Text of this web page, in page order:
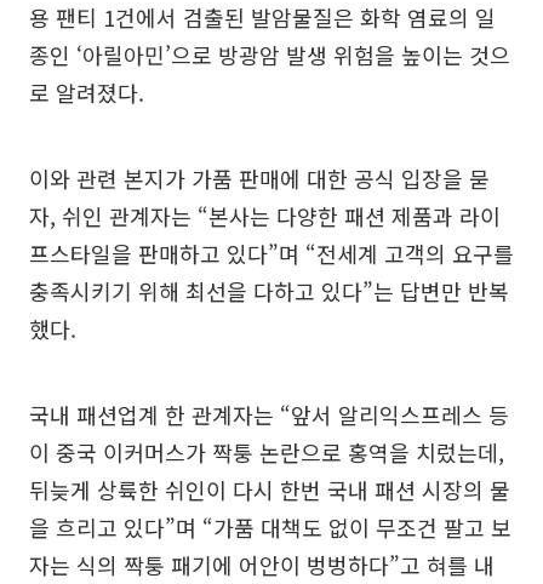
용 팬티 1건에서 검출된 발암물질은 화학 염료의 일
종인 ‘아릴아민’으로 방광암 발생 위험을 높이는 것으
로 알려졌다.
이와 관련 본지가 가품 판매에 대한 공식 입장을 묻
자, 쉬인 관계자는 “본사는 다양한 패션 제품과 라이
프스타일을 판매하고 있다”며 “전세계 고객의 요구를
충족시키기 위해 최선을 다하고 있다”는 답변만 반복
했다.
국내 패션업계 한 관계자는 “앞서 알리익스프레스 등
이 중국 이커머스가 짝퉁 논란으로 홍역을 치렀는데,
뒤늦게 상륙한 쉬인이 다시 한번 국내 패션 시장의 물
을 흐리고 있다”며 “가품 대책도 없이 무조건 팔고 보
자는 식의 짝퉁 패기에 어안이 벙벙하다”고 혀를 내